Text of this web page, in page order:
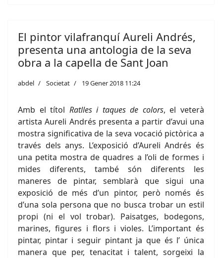
El pintor vilafranquí Aureli Andrés,
presenta una antologia de la seva
obra a la capella de Sant Joan
abdel Societat 19 Gener 2018 11:24
Amb el títol Ratlles i taques de colors, el veterà
artista Aureli Andrés presenta a partir d’avui una
mostra significativa de la seva vocació pictòrica a
través dels anys. L’exposició d’Aureli Andrés és
una petita mostra de quadres a l’oli de formes i
mides diferents, també són diferents les
maneres de pintar, semblarà que sigui una
exposició de més d’un pintor, però només és
d’una sola persona que no busca trobar un estil
propi (ni el vol trobar). Paisatges, bodegons,
marines, figures i flors i violes. L’important és
pintar, pintar i seguir pintant ja que és l’ única
manera que per, tenacitat i talent, sorgeixi la